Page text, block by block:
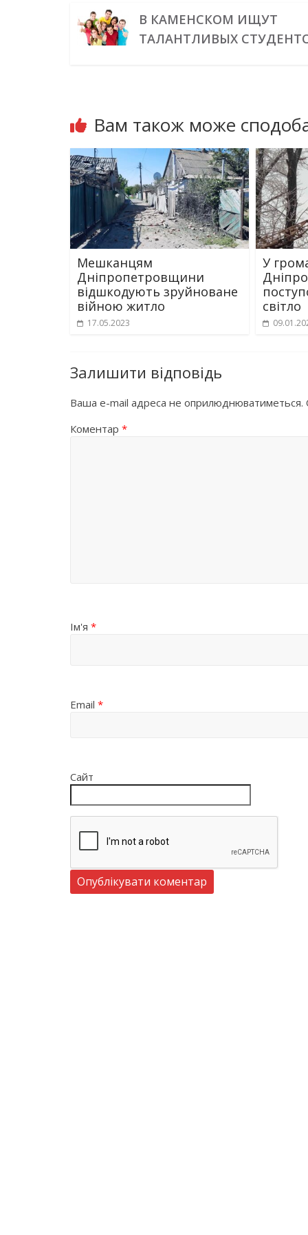
В КАМЕНСКОМ ИЩУТ
ТАЛАНТЛИВЫХ
Вам також може
Мешканцям
Дніпропетровщини
відшкодують зруйноване
війною житло
17.05.2023
У
світло
Залишити відповідь
Ваша e-mail адреса не оприлюднюватиметься.
Коментар *
Ім'я *
Email *
Сайт